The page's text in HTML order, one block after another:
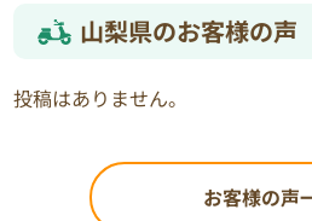
山梨県のお客様の声
投稿はありません。
お客様の声